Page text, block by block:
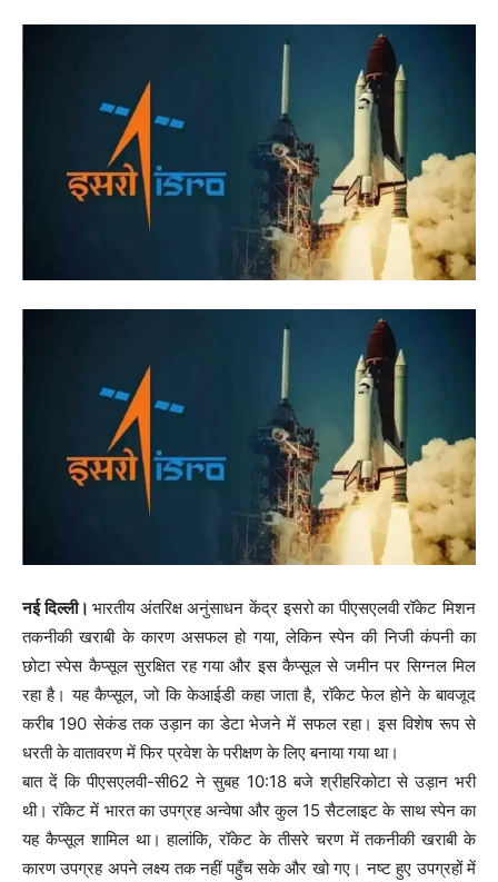
नई दिल्ली।भारतीय अंतरिक्ष अनुंसाधन केंद्र इसरो का पीएसएलवी रॉकेट मिशन
तकनीकी खराबी के कारण असफल हो गया, लेकिन स्पेन की निजी कंपनी का
छोटा स्पेस कैप्सूल सुरक्षित रह गया और इस कैप्सूल से जमीन पर सिग्नल मिल
रहा है। यह कैप्सूल, जो कि केआईडी कहा जाता है, रॉकेट फेल होने के बावजूद
करीब 190 सेकंड तक उड़ान का डेटा भेजने में सफल रहा। इस विशेष रूप से
धरती के वातावरण में फिर प्रवेश के परीक्षण के लिए बनाया गया था।
बात दें कि पीएसएलवी-सी62 ने सुबह 10:18 बजे श्रीहरिकोटा से उड़ान भरी
थी। रॉकेट में भारत का उपग्रह अन्वेषा और कुल 15 सैटलाइट के साथ स्पेन का
यह कैप्सूल शामिल था। हालांकि, रॉकेट के तीसरे चरण में तकनीकी खराबी के
कारण उपग्रह अपने लक्ष्य तक नहीं पहुँच सके और खो गए। नष्ट हुए उपग्रहों में